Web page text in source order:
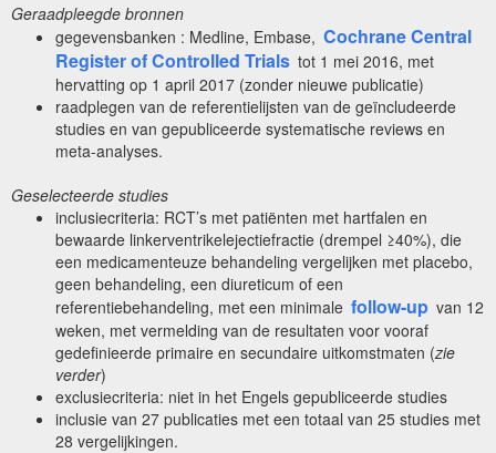
Geraadpleegde bronnen
gegevensbanken : Medline, Embase, Cochrane Central
Register of Controlled Trials tot 1 mei 2016, met
hervatting op 1 april 2017 (zonder nieuwe publicatie)
raadplegen van de referentielijsten van de geïncludeerde
studies en van gepubliceerde systematische reviews en
meta-analyses.
Geselecteerde studies
inclusiecriteria: RCT’s met patiënten met hartfalen en
bewaarde linkerventrikelejectiefractie (drempel ≥40%), die
een medicamenteuze behandeling vergelijken met placebo,
geen behandeling, een diureticum of een
referentiebehandeling, met een minimale follow-up van 12
weken, met vermelding van de resultaten voor vooraf
gedefinieerde primaire en secundaire uitkomstmaten (zie
verder)
exclusiecriteria: niet in het Engels gepubliceerde studies
inclusie van 27 publicaties met een totaal van 25 studies met
28 vergelijkingen.